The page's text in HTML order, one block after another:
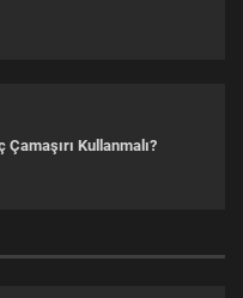
Kullanmalı?